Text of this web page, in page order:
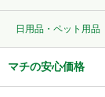
日用品・ペット用品
マチの安心価格